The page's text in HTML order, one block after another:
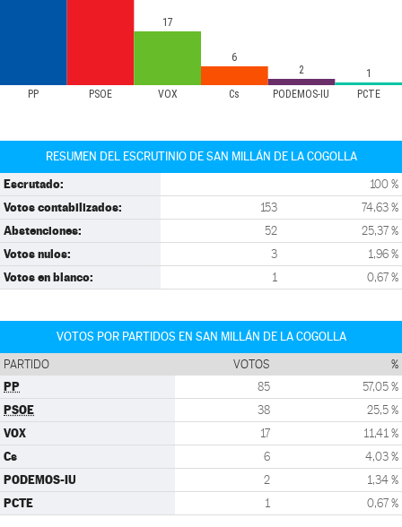
PP PSOE VOX Cs PODEMOS-IU PCTE
17
6
2
1
RESUMEN DEL ESCRUTINIO DE SAN MILLÁN DE LA COGOLLA
Escrutado: 100 %
Votos contabilizados: 153 74,63 %
Abstenciones: 52 25,37 %
Votos nulos: 3 1,96 %
Votos en blanco: 1 0,67 %
VOTOS POR PARTIDOS EN SAN MILLÁN DE LA COGOLLA
PARTIDO VOTOS %
PP 85 57,05 %
PSOE 38 25,5 %
VOX 17 11,41 %
Cs 6 4,03 %
PODEMOS-IU 2 1,34 %
PCTE 1 0,67 %